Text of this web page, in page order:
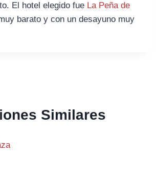
El hotel elegido fue La Peña de
barato y con un desayuno muy
Similares